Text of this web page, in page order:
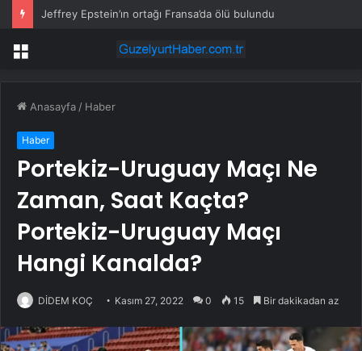
Jeffrey Epstein’ın ortağı Fransa’da ölü bulundu
Menü
Anasayfa / Haber
Haber
Portekiz-Uruguay Maçı Ne
Zaman, Saat Kaçta?
Portekiz-Uruguay Maçı
Hangi Kanalda?
DİDEM KOÇ Kasım 27, 2022 0 15 Bir dakikadan az